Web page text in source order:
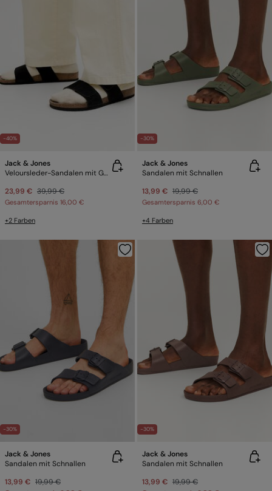
-40%
Jack & Jones
Veloursleder-Sandalen mit Gummisohle
23,99 € 39,99 €
Gesamtersparnis 16,00 €
+2 Farben
-30%
Jack & Jones
Sandalen mit Schnallen
13,99 € 19,99 €
Gesamtersparnis 6,00 €
+4 Farben
-30%
Jack & Jones
Sandalen mit Schnallen
13,99 € 19,99 €
-30%
Jack & Jones
Sandalen mit Schnallen
13,99 € 19,99 €